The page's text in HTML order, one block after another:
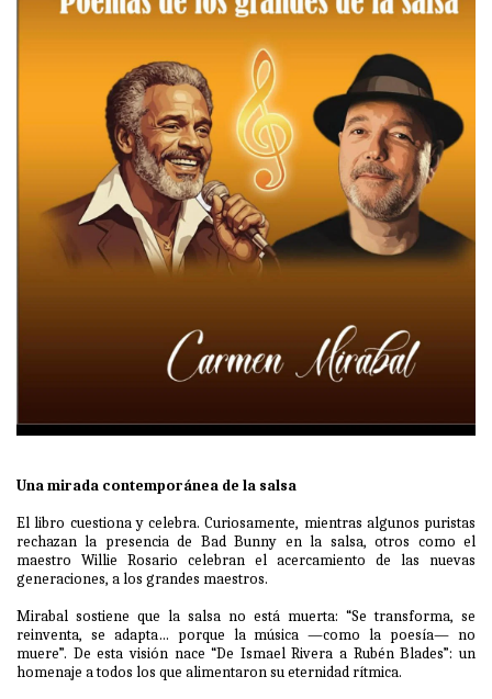
Una mirada contemporánea de la salsa
El libro cuestiona y celebra. Curiosamente, mientras algunos puristas
rechazan la presencia de Bad Bunny en la salsa, otros como el
maestro Willie Rosario celebran el acercamiento de las nuevas
generaciones, a los grandes maestros.
Mirabal sostiene que la salsa no está muerta: “Se transforma, se
reinventa, se adapta… porque la música —como la poesía— no
muere”. De esta visión nace “De Ismael Rivera a Rubén Blades”: un
homenaje a todos los que alimentaron su eternidad rítmica.